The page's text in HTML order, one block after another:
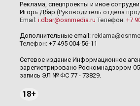
Реклама, спецпроекты и иное
Игорь Дбар (Руководитель отдела
Email: i.dbar@osnmedia.ru Телефон: +7
Дополнительные email:
Телефон: +7 495 004-56-11
Сетевое издание Информационное
зарегистрировано Роскомнадзором
запись ЭЛ № ФС 77 - 73829.
18+